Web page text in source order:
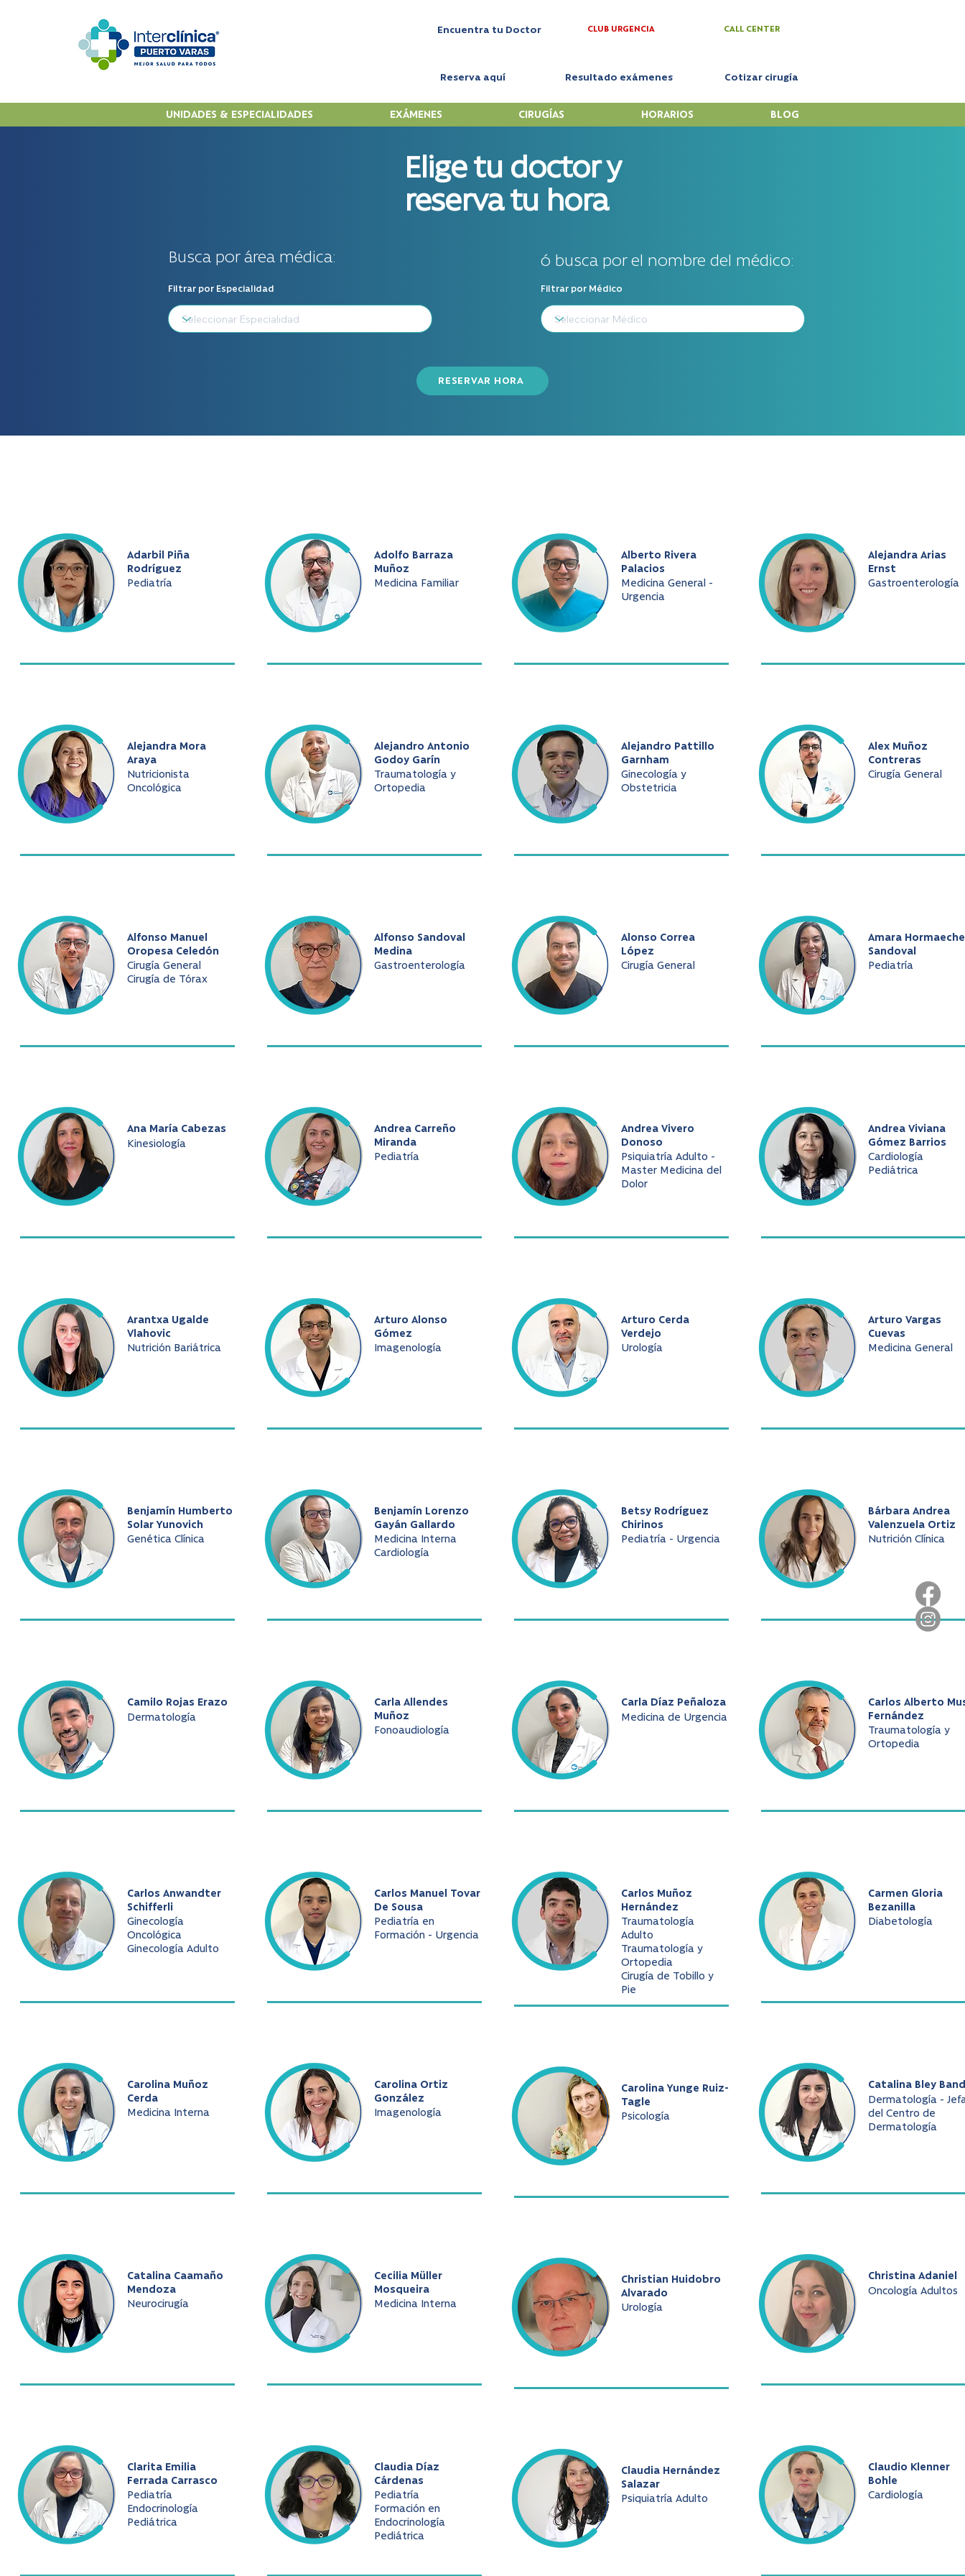
Encuentra tu Doctor CLUB URGENCIA
Reserva aquí Resultado exámenes
CALL CENTER
Cotizar cirugía
UNIDADES & ESPECIALIDADES EXÁMENES CIRUGÍAS HORARIOS BLOG
Elige tu doctor y
reserva tu hora
Busca por área médica: ó busca por el nombre del médico:
Filtrar por Especialidad Filtrar por Médico
RESERVAR HORA
Adarbil Piña
Rodríguez
Pediatría
Alejandra Mora
Araya
Nutricionista
Oncológica
Alfonso Manuel
Oropesa Celedón
Cirugía General
Cirugía de Tórax
Ana María Cabezas
Kinesiología
Arantxa Ugalde
Vlahovic
Nutrición Bariátrica
Benjamín Humberto
Solar Yunovich
Genética Clínica
Camilo Rojas Erazo
Dermatología
Carlos Anwandter
Schifferli
Ginecología
Oncológica
Ginecología Adulto
Carolina Muñoz
Cerda
Medicina Interna
Catalina Caamaño
Mendoza
Neurocirugía
Clarita Emilia
Ferrada Carrasco
Pediatría
Endocrinología
Pediátrica
Adolfo Barraza
Muñoz
Medicina Familiar
Alejandro Antonio
Godoy Garín
Traumatología y
Ortopedia
Alfonso Sandoval
Medina
Gastroenterología
Andrea Carreño
Miranda
Pediatría
Arturo Alonso
Gómez
Imagenología
Benjamín Lorenzo
Gayán Gallardo
Medicina Interna
Cardiología
Carla Allendes
Muñoz
Fonoaudiología
Carlos Manuel Tovar
De Sousa
Pediatría en
Formación - Urgencia
Carolina Ortiz
González
Imagenología
Cecilia Müller
Mosqueira
Medicina Interna
Claudia Díaz
Cárdenas
Pediatría
Formación en
Endocrinología
Pediátrica
Alberto Rivera
Palacios
Medicina General -
Urgencia
Alejandro Pattillo
Garnham
Ginecología y
Obstetricia
Alonso Correa
López
Cirugía General
Andrea Vivero
Donoso
Psiquiatría Adulto -
Master Medicina del
Dolor
Arturo Cerda
Verdejo
Urología
Betsy Rodríguez
Chirinos
Pediatría - Urgencia
Carla Díaz Peñaloza
Medicina de Urgencia
Carlos Muñoz
Hernández
Traumatología
Adulto
Traumatología y
Ortopedia
Cirugía de Tobillo y
Pie
Carolina Yunge Ruiz-
Tagle
Psicología
Christian Huidobro
Alvarado
Urología
Claudia Hernández
Salazar
Psiquiatría Adulto
Alejandra Arias
Ernst
Gastroenterología
Alex Muñoz
Contreras
Cirugía General
Amara
Sandoval
Pediatría
Andrea Viviana
Gómez Barrios
Cardiología
Pediátrica
Arturo Vargas
Cuevas
Medicina General
Bárbara Andrea
Valenzuela Ortiz
Nutrición Clínica
Carlos Alberto
Fernández
Traumatología y
Ortopedia
Carmen Gloria
Bezanilla
Diabetología
Catalina Bley
Dermatología -
del Centro de
Dermatología
Christina Adaniel
Oncología Adultos
Claudio Klenner
Bohle
Cardiología